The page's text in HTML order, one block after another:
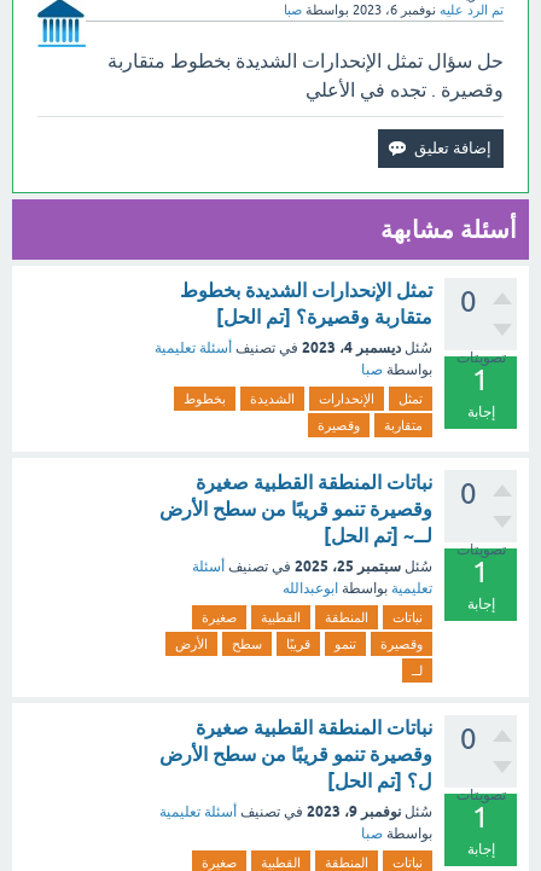
تم الرد عليه نوفمبر 6، 2023 بواسطة صبا
حل سؤال تمثل الإنحدارات الشديدة بخطوط متقاربة
وقصيرة . تجده في الأعلي
أسئلة مشابهة
0
تصويتات
1
إجابة
تمثل الإنحدارات الشديدة بخطوط
متقاربة وقصيرة؟ [تم الحل]
سُئل ديسمبر 4، 2023 في تصنيف أسئلة تعليمية
بواسطة صبا
تمثل الإنحدارات الشديدة
بخطوط
متقاربة
وقصيرة
0
تصويتات
1
إجابة
نباتات المنطقة القطبية صغيرة
وقصيرة تنمو قريبًا من سطح الأرض
لــ~ [تم الحل]
سُئل سبتمبر 25، 2025 في تصنيف أسئلة
تعليمية بواسطة ابوعبدالله
نباتات المنطقة القطبية
صغيرة
وقصيرة
تنمو قريبًا سطح
الأرض
لــ
0
تصويتات
1
إجابة
نباتات المنطقة القطبية صغيرة
وقصيرة تنمو قريبًا من سطح الأرض
ل؟ [تم الحل]
سُئل نوفمبر 9، 2023 في تصنيف أسئلة تعليمية
بواسطة صبا
نباتات المنطقة القطبية
صغيرة